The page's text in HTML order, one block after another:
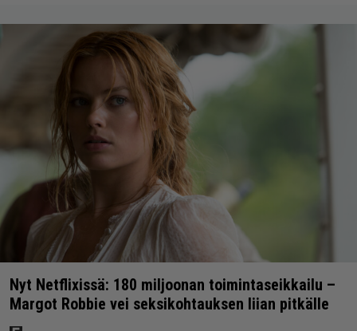
Nyt Netflixissä: 180 miljoonan toimintaseikkailu –
Margot Robbie vei seksikohtauksen liian pitkälle